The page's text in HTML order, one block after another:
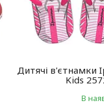
Дитячі в'єтнамки
Kids
В